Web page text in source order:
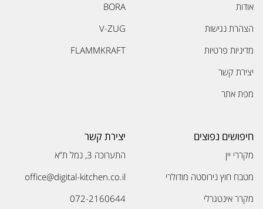
אודות
הצהרת נגישות
מדיניות פרטיות
יצירת קשר
מפת אתר
BORA
V-ZUG
FLAMMKRAFT
חיפושים נפוצים
מקררי יין
מטבח חוץ נירוסטה מודולרי
מקרר אינטגרלי
יצירת קשר
התערוכה 3, נמל ת”א
office@digital-kitchen.co.il
072-2160644